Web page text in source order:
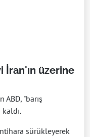
İran'ın üzerine
ABD, "barış
sürükleyerek